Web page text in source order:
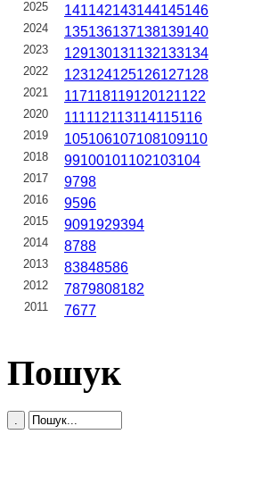
2025 141142143144145146
2024 135136137138139140
2023 129130131132133134
2022 123124125126127128
2021 117118119120121122
2020 111112113114115116
2019 105106107108109110
2018 99100101102103104
2017 9798
2016 9596
2015 9091929394
2014 8788
2013 83848586
2012 7879808182
2011 7677
Пошук